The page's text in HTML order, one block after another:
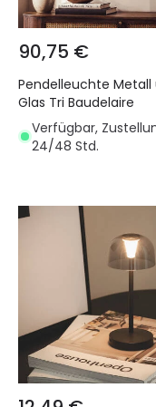
90,75 €
Pendelleuchte Metall
Glas Tri Baudelaire
Verfügbar,
24/48 Std.